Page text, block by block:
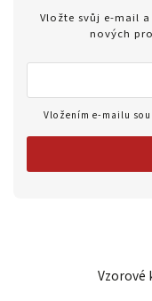
Vzorové
Vložte svůj e-mail
nových
Vložením e-mailu